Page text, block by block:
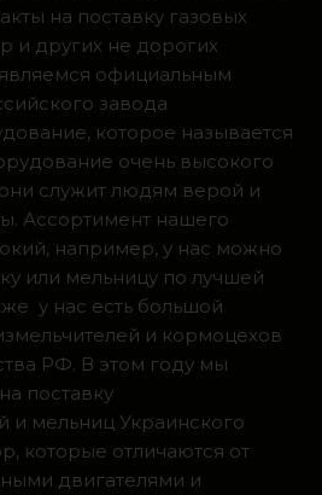
на поставку газовых
и других не дорогих
официальным
завода
которое называется
очень высокого
служит людям верой и
Ассортимент нашего
например, у нас можно
или мельницу по лучшей
у нас есть большой
и кормоцехов
РФ. В этом году мы
поставку
и мельниц Украинского
которые отличаются от
двигателями и